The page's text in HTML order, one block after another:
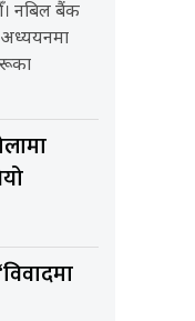
नबिल बैंक